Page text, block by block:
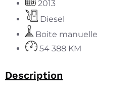
2013
Diesel
Boite manuelle
54 388 KM
Description